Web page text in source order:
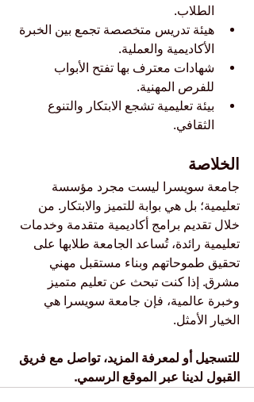
الطلاب.
هيئة تدريس متخصصة تجمع بين الخبرة
الأكاديمية والعملية.
شهادات معترف بها تفتح الأبواب
للفرص المهنية.
بيئة تعليمية تشجع الابتكار والتنوع
الثقافي.
الخلاصة
جامعة سويسرا ليست مجرد مؤسسة
تعليمية؛ بل هي بوابة للتميز والابتكار. من
خلال تقديم برامج أكاديمية متقدمة وخدمات
تعليمية رائدة، تُساعد الجامعة طلابها على
تحقيق طموحاتهم وبناء مستقبل مهني
مشرق. إذا كنت تبحث عن تعليم متميز
وخبرة عالمية، فإن جامعة سويسرا هي
الخيار الأمثل.
للتسجيل أو لمعرفة المزيد، تواصل مع فريق
القبول لدينا عبر الموقع الرسمي.